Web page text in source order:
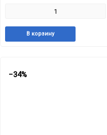
В корзину
−34%